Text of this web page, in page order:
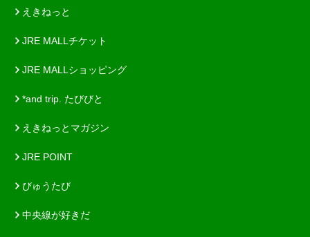
えきねっと
JRE MALLチケット
JRE MALLショッピング
*and trip. たびびと
えきねっとマガジン
JRE POINT
びゅうたび
中央線が好きだ